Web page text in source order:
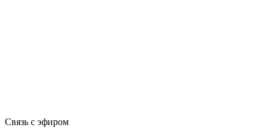
Связь с эфиром